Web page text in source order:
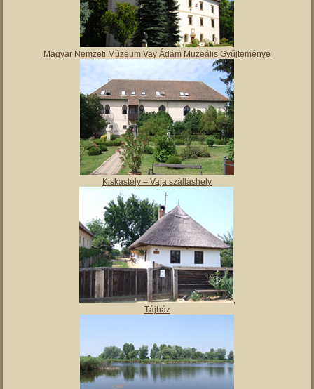
Magyar Nemzeti Múzeum Vay Ádám Muzeális Gyűjteménye
Kiskastély – Vaja szálláshely
,
Tájház